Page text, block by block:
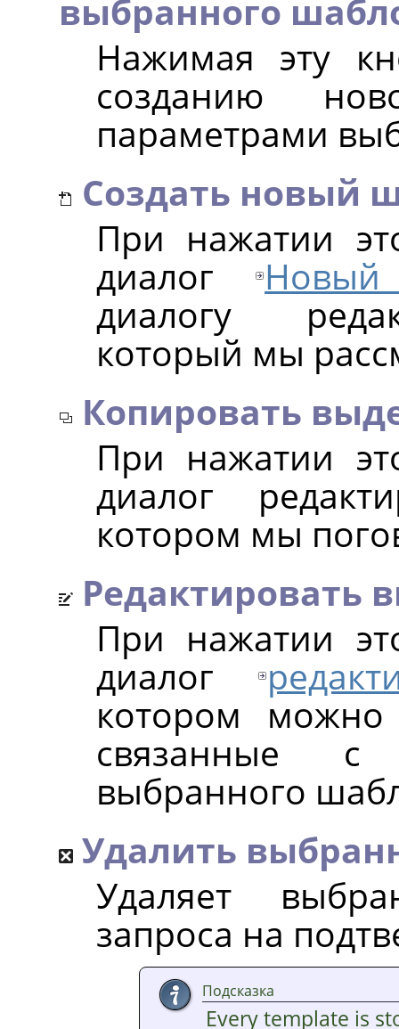
выбранного
Нажимая эту
созданию
параметрами
Создать новый
При нажатии
диалог
диалогу
который мы
Копировать
При нажатии
диалог
котором мы
Редактировать
При нажатии
диалог
котором можно
связанные с
выбранного
Удалить
Удаляет
запроса на
Подсказка
Every template is